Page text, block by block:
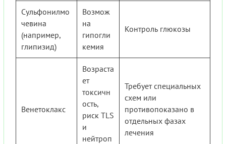
Сульфонилмо
чевина
(например,
глипизид)
Возмож
на
гипогли
кемия
Контроль глюкозы
Венетоклакс
Возраста
ет
токсичн
ость,
риск TLS
и
нейтроп
Требует специальных
схем или
противопоказано в
отдельных фазах
лечения